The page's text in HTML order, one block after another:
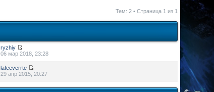
Тем: 2 • Страница 1 из 1
ryzhiy
06 мар 2018, 23:28
lafeeverrte
29 апр 2015, 20:27